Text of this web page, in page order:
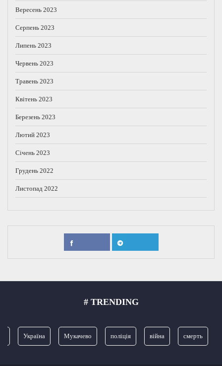
Вересень 2023
Серпень 2023
Липень 2023
Червень 2023
Травень 2023
Квітень 2023
Березень 2023
Лютий 2023
Січень 2023
Грудень 2022
Листопад 2022
# TRENDING
Україна Мукачево поліція війна смерть